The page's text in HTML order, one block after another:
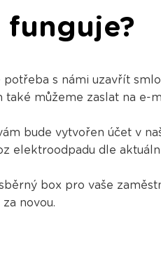
potřeba s námi uzavřít
také můžeme zaslat na e-
bude vytvořen účet v
elektroodpadu dle
box pro vaše
za novou.